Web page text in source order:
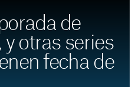
de
otras series
fecha de